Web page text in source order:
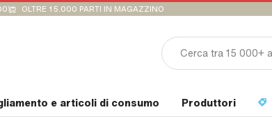
OLTRE 15.000 PARTI IN MAGAZZINO
e articoli di consumo Produttori